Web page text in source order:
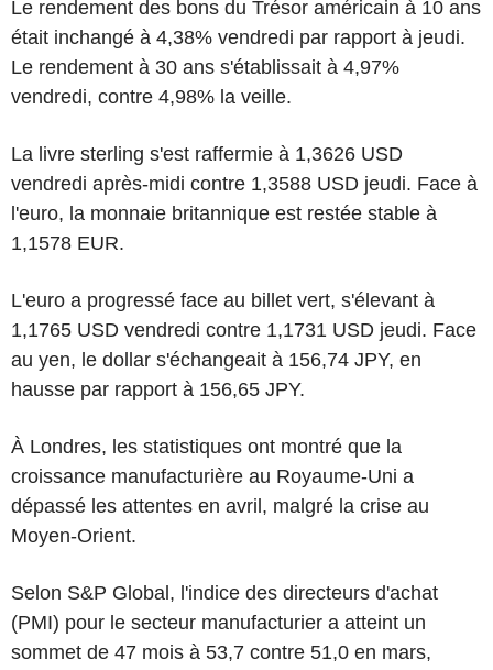
Le rendement des bons du Trésor américain à 10 ans
était inchangé à 4,38% vendredi par rapport à jeudi.
Le rendement à 30 ans s'établissait à 4,97%
vendredi, contre 4,98% la veille.
La livre sterling s'est raffermie à 1,3626 USD
vendredi après-midi contre 1,3588 USD jeudi. Face à
l'euro, la monnaie britannique est restée stable à
1,1578 EUR.
L'euro a progressé face au billet vert, s'élevant à
1,1765 USD vendredi contre 1,1731 USD jeudi. Face
au yen, le dollar s'échangeait à 156,74 JPY, en
hausse par rapport à 156,65 JPY.
À Londres, les statistiques ont montré que la
croissance manufacturière au Royaume-Uni a
dépassé les attentes en avril, malgré la crise au
Moyen-Orient.
Selon S&P Global, l'indice des directeurs d'achat
(PMI) pour le secteur manufacturier a atteint un
sommet de 47 mois à 53,7 contre 51,0 en mars,